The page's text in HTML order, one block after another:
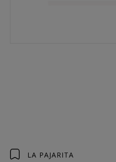
LA PAJARITA